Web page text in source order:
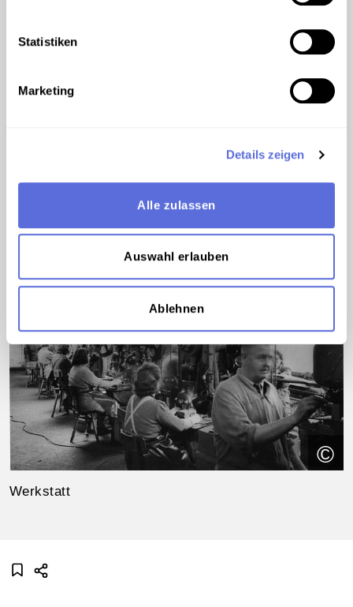
Statistiken
Marketing
Details zeigen
Alle zulassen
Auswahl erlauben
Ablehnen
Präsident Truman und Außenminister
©
Werkstatt